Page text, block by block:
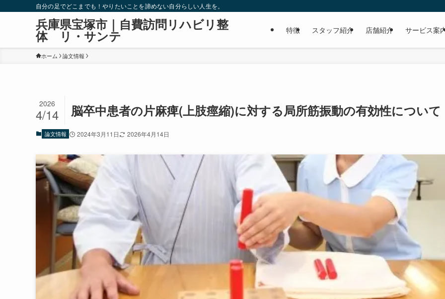
自分の足でどこまでも！やりたいことを諦めない自分らしい人生を。
兵庫県宝塚市｜自費訪問リハビリ整
体 リ・サンテ 特徴 スタッフ紹介 店舗紹介 サービス案
ホーム 論文情報
脳卒中患者の片麻痺(上肢痙縮)に対する局所筋振動の有効性について
2026
4/14
論文情報 2024年3月11日 2026年4月14日